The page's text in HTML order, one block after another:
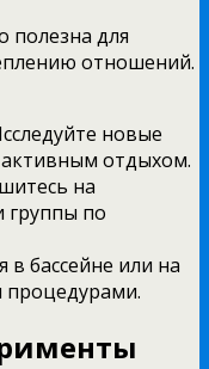
полезна для
отношений.
новые
отдыхом.
на
группы по
бассейне или на
процедурами.